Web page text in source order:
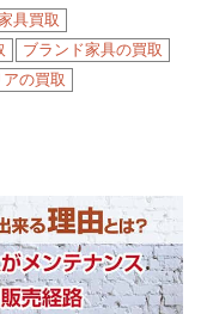
具買取
ブランド家具の買取
の買取